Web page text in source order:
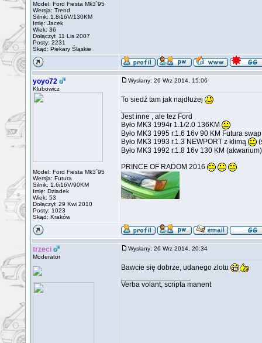
Model: Ford Fiesta Mk3`95
Wersja: Trend
Silnik: 1.8i16V/130KM
Imię: Jacek
Wiek: 36
Dołączył: 11 Lis 2007
Posty: 2231
Skąd: Piekary Śląskie
yoyo72
Klubowicz
Model: Ford Fiesta Mk3`95
Wersja: Futura
Silnik: 1.6i16V/90KM
Imię: Dziadek
Wiek: 53
Dołączył: 29 Kwi 2010
Posty: 1023
Skąd: Kraków
Wysłany: 26 Wrz 2014, 15:06
To siedź tam jak najdłużej
Jest inne , ale tez Ford
Było MK3 1994r 1.1/2.0 136KM
Było MK3 1995 r.1.6 16v 90 KM Futura
Było MK3 1993 r.1.3 NEWPORT z klimą
Było MK3 1992 r.1.8 16v 130 KM (akwarium)
PRINCE OF RADOM 2016
trzeci
Moderator
Wysłany: 26 Wrz 2014, 20:34
Bawcie się dobrze, udanego zlotu
Verba volant, scripta manent